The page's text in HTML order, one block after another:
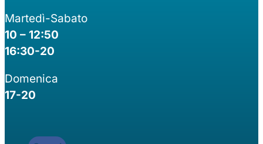
Martedì-Sabato
10 – 12:50
16:30-20
Domenica
17-20